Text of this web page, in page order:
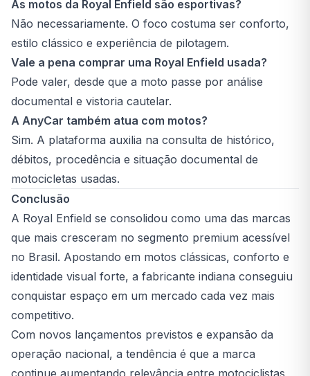
As motos da Royal Enfield são esportivas?
Não necessariamente. O foco costuma ser conforto,
estilo clássico e experiência de pilotagem.
Vale a pena comprar uma Royal Enfield usada?
Pode valer, desde que a moto passe por análise
documental e vistoria cautelar.
A AnyCar também atua com motos?
Sim. A plataforma auxilia na consulta de histórico,
débitos, procedência e situação documental de
motocicletas usadas.
Conclusão
A Royal Enfield se consolidou como uma das marcas
que mais cresceram no segmento premium acessível
no Brasil. Apostando em motos clássicas, conforto e
identidade visual forte, a fabricante indiana conseguiu
conquistar espaço em um mercado cada vez mais
competitivo.
Com novos lançamentos previstos e expansão da
operação nacional, a tendência é que a marca
continue aumentando relevância entre motociclistas